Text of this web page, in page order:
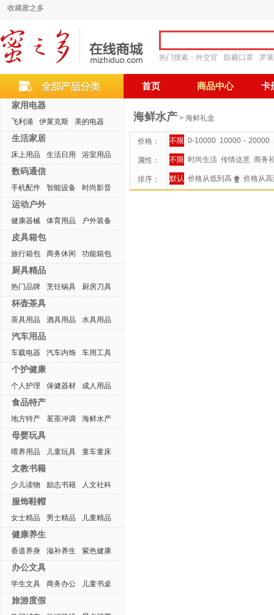
收藏蜜之多
热门搜索： 外交官 防霾口罩 罗莱
家用电器
飞利浦 伊莱克斯 美的电器
生活家居
床上用品 生活日用 浴室用品
数码通信
手机配件 智能设备 时尚影音
运动户外
健康器械 体育用品 户外装备
皮具箱包
旅行箱包 商务休闲 功能箱包
厨具精品
热门品牌 烹饪锅具 厨房刀具
杯壶茶具
茶具用品 酒具用品 水具用品
汽车用品
车载电器 汽车内饰 车用工具
个护健康
个人护理 保健器材 成人用品
食品特产
地方特产 茗茶冲调 海鲜水产
母婴玩具
喂养用品 儿童玩具 童车童床
文教书籍
少儿读物 励志书籍 人文社科
服饰鞋帽
女士精品 男士精品 儿童精品
健康养生
香道养身 滋补养生 紫色健康
办公文具
学生文具 商务办公 儿童书桌
旅游度假
热门排行
首页 商品中心 卡
海鲜水产 > 海鲜礼盒
价格： 不限 0-10000 10000－20000
属性： 不限 时尚生活 传情达意 商务
排序： 默认 价格从低到高 价格从